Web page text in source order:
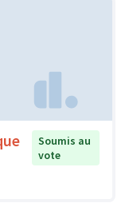
Soumis au
vote